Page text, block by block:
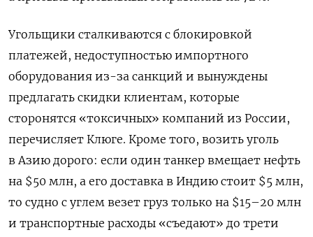
Угольщики сталкиваются с блокировкой
платежей, недоступностью импортного
оборудования из-за санкций и вынуждены
предлагать скидки клиентам, которые
сторонятся «токсичных» компаний из России,
перечисляет Клюге. Кроме того, возить уголь
в Азию дорого: если один танкер вмещает нефть
на $50 млн, а его доставка в Индию стоит $5 млн,
то судно с углем везет груз только на $15–20 млн
и транспортные расходы «съедают» до трети